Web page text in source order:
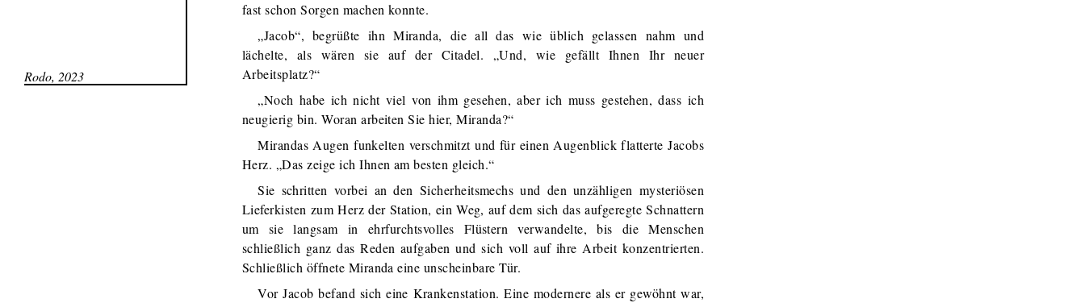
Rodo, 2023
fast schon Sorgen machen konnte.
„Jacob“, begrüßte ihn Miranda, die all das wie üblich gelassen nahm und
lächelte, als wären sie auf der Citadel. „Und, wie gefällt Ihnen Ihr neuer
Arbeitsplatz?“
„Noch habe ich nicht viel von ihm gesehen, aber ich muss gestehen, dass ich
neugierig bin. Woran arbeiten Sie hier, Miranda?“
Mirandas Augen funkelten verschmitzt und für einen Augenblick flatterte Jacobs
Herz. „Das zeige ich Ihnen am besten gleich.“
Sie schritten vorbei an den Sicherheitsmechs und den unzähligen mysteriösen
Lieferkisten zum Herz der Station, ein Weg, auf dem sich das aufgeregte Schnattern
um sie langsam in ehrfurchtsvolles Flüstern verwandelte, bis die Menschen
schließlich ganz das Reden aufgaben und sich voll auf ihre Arbeit konzentrierten.
Schließlich öffnete Miranda eine unscheinbare Tür.
Vor Jacob befand sich eine Krankenstation. Eine modernere als er gewöhnt war,